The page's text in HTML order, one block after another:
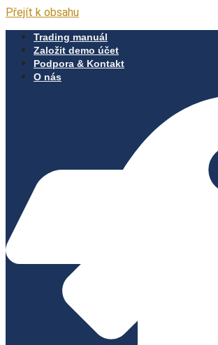
Přejít k obsahu
Trading manuál
Založit demo účet
Podpora & Kontakt
O nás